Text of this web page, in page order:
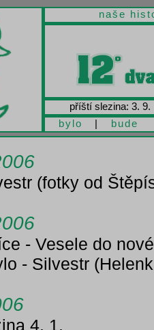
naše
příští slezina: 3. 9.
bylo | bude
(fotky od
- Vesele do
- Silvestr
4. 1.